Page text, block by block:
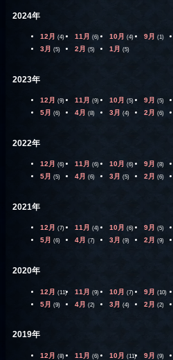
2024年
12月 (4) 11月 (6) 10月 (4) 9月 (1)
3月 (5) 2月 (5) 1月 (5)
2023年
12月 (9) 11月 (9) 10月 (5) 9月 (5)
5月 (6) 4月 (8) 3月 (4) 2月 (6)
2022年
12月 (6) 11月 (6) 10月 (6) 9月 (8)
5月 (5) 4月 (6) 3月 (5) 2月 (6)
2021年
12月 (7) 11月 (4) 10月 (6) 9月 (5)
5月 (6) 4月 (7) 3月 (9) 2月 (9)
2020年
12月 (11) 11月 (9) 10月 (7) 9月 (10)
5月 (9) 4月 (2) 3月 (4) 2月 (2)
2019年
12月 (8) 11月 (6) 10月 (11) 9月 (9)